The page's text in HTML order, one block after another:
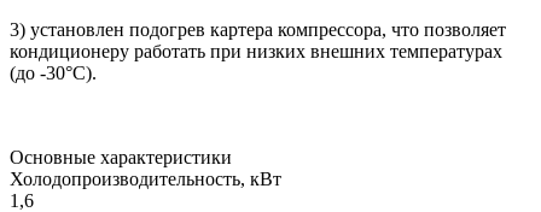
3) установлен подогрев картера компрессора, что позволяет
кондиционеру работать при низких внешних температурах
(до -30°С).
Основные характеристики
Холодопроизводительность, кВт
1,6